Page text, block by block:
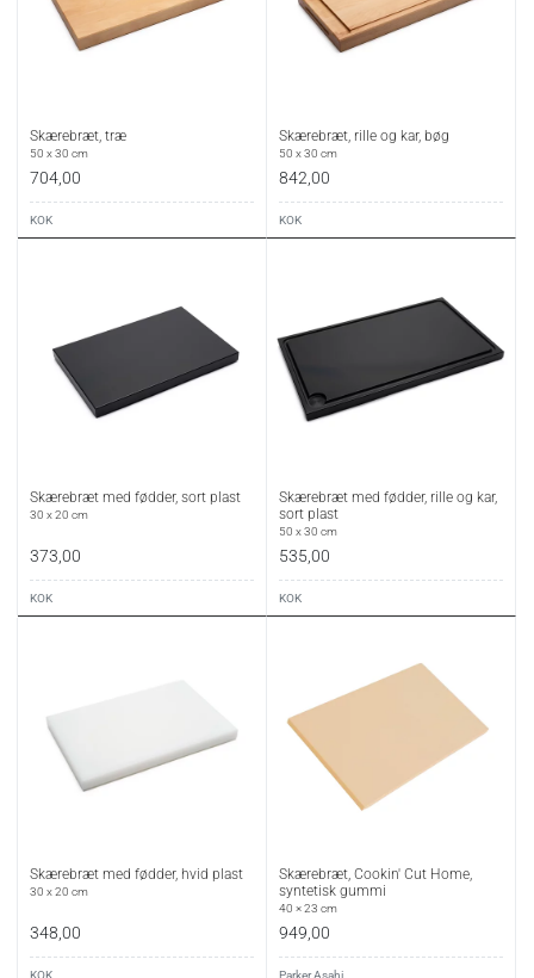
Skærebræt, træ
50 x 30 cm
704,00
KOK
Skærebræt, rille og kar, bøg
50 x 30 cm
842,00
KOK
Skærebræt med fødder, sort plast
30 x 20 cm
373,00
KOK
Skærebræt med fødder, rille og kar,
sort plast
50 x 30 cm
535,00
KOK
Skærebræt med fødder, hvid plast
30 x 20 cm
348,00
Skærebræt, Cookin' Cut Home,
syntetisk gummi
40 × 23 cm
949,00